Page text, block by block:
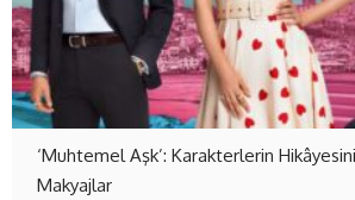
‘Muhtemel Aşk’: Karakterlerin
Makyajlar